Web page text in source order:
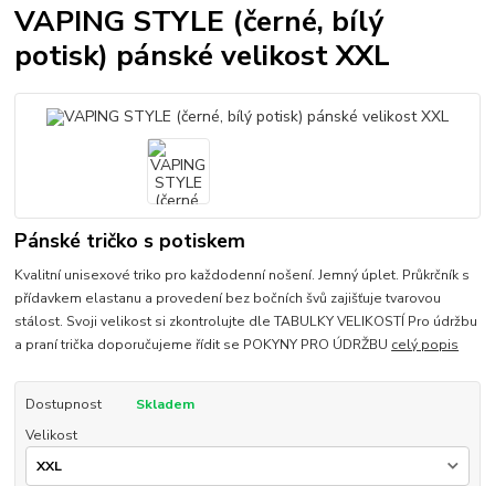
VAPING STYLE (černé, bílý
potisk) pánské velikost XXL
Pánské tričko s potiskem
Kvalitní unisexové triko pro každodenní nošení. Jemný úplet. Průkrčník s
přídavkem elastanu a provedení bez bočních švů zajišťuje tvarovou
stálost. Svoji velikost si zkontrolujte dle TABULKY VELIKOSTÍ Pro údržbu
a praní trička doporučujeme řídit se POKYNY PRO ÚDRŽBU celý popis
Dostupnost
Skladem
Velikost